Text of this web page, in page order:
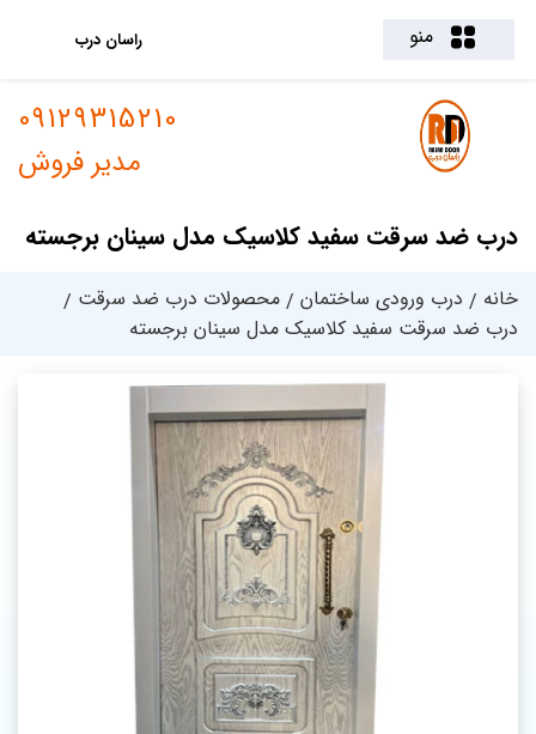
منو راسان درب
درب ضد سرقت سفید کلاسیک مدل سینان برجسته
09129315210
مدیر فروش
خانه درب ورودی ساختمان
محصولات درب ضد سرقت
درب ضد سرقت سفید کلاسیک مدل سینان برجسته